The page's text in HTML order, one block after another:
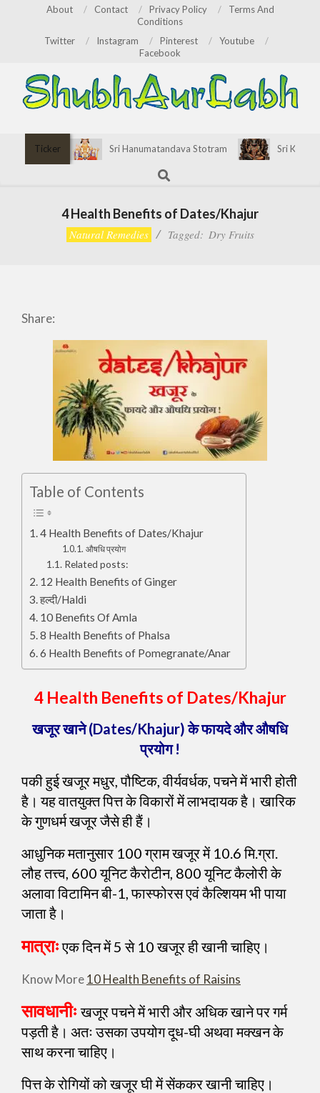
About Contact Privacy Policy
Terms And
Conditions
Twitter
Instagram Pinterest
Youtube
Facebook
Ticker Sri Hanumatandava Stotram
Sri Kirata
Search
4 Health Benefits of Dates/Khajur
Natural Remedies Tagged: Dry Fruits
Share:
Table of Contents
4 Health Benefits of Dates/Khajur
औषधि प्रयोग
Related posts:
12 Health Benefits of Ginger
हल्दी/Haldi
10 Benefits Of Amla
8 Health Benefits of Phalsa
6 Health Benefits of Pomegranate/Anar
4 Health Benefits of Dates/Khajur
खजूर खाने (Dates/Khajur) के फायदे और औषधि
प्रयोग !
पकी हुई खजूर मधुर, पौष्टिक, वीर्यवर्धक, पचने में भारी होती
है। यह वातयुक्त पित्त के विकारों में लाभदायक है। खारिक
के गुणधर्म खजूर जैसे ही हैं।
आधुनिक मतानुसार 100 ग्राम खजूर में 10.6 मि.ग्रा.
लौह तत्त्व, 600 यूनिट कैरोटीन, 800 यूनिट कैलोरी के
अलावा विटामिन बी-1, फास्फोरस एवं कैल्शियम भी पाया
जाता है।
मात्राःएक दिन में 5 से 10 खजूर ही खानी चाहिए।
Know More10 Health Benefits of Raisins
सावधानीःखजूर पचने में भारी और अधिक खाने पर गर्म
पड़ती है। अतः उसका उपयोग दूध-घी अथवा मक्खन के
साथ करना चाहिए।
पित्त के रोगियों को खजूर घी में सेंककर खानी चाहिए।